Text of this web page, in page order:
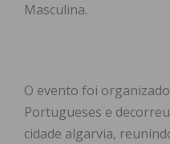
Masculina.
O evento foi
Portugueses e
cidade algarvia,